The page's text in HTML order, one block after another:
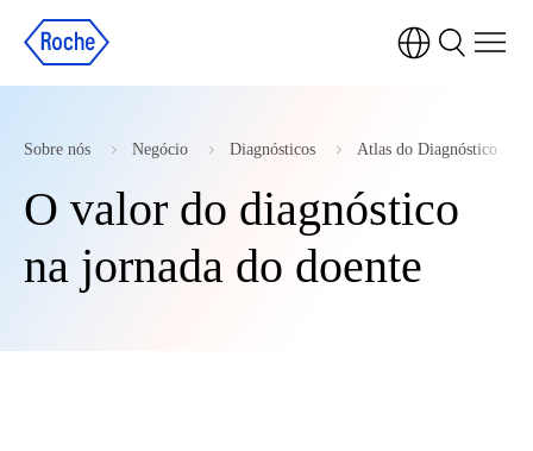
Sobre nós Negócio Diagnósticos Atlas do Diagnóstico
O valor do diagnóstico
na jornada do doente